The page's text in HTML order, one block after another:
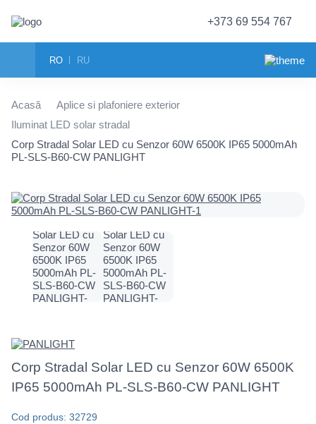
+373 69 554 767
RO RU
Acasă
Aplice si plafoniere exterior
Iluminat LED solar stradal
Corp Stradal Solar LED cu Senzor 60W 6500K IP65 5000mAh
PL-SLS-B60-CW PANLIGHT
Corp Stradal Solar LED cu Senzor 60W 6500K
IP65 5000mAh PL-SLS-B60-CW PANLIGHT
Cod produs: 32729